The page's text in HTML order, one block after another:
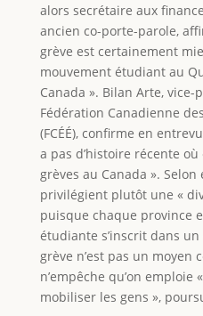
alors secrétaire aux
ancien co-porte-parole,
grève est certainement
mouvement étudiant au
Canada ». Bilan Arte,
Fédération Canadienne
(FCÉÉ), confirme en
a pas d’histoire récente
grèves au Canada ».
privilégient plutôt une «
puisque chaque province
étudiante s’inscrit dans
grève n’est pas un moyen
n’empêche qu’on emploie
mobiliser les gens »,